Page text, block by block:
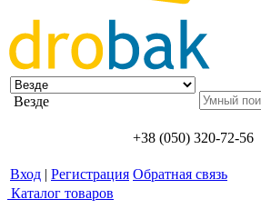
Везде
+38 (050) 320-72-56
Вход | Регистрация Обратная связь
Каталог товаров